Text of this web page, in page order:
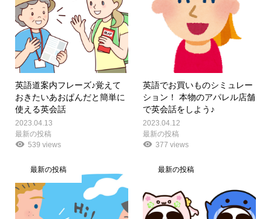
英語道案内フレーズ♪覚えて
おきたいあおぱんだと簡単に
使える英会話
2023.04.13
最新の投稿
539 views
英語でお買いものシミュレー
ション！ 本物のアパレル店舗
で英会話をしよう♪
2023.04.12
最新の投稿
377 views
最新の投稿 最新の投稿